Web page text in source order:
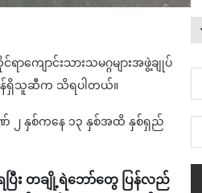
ကျောင်းသားသမဂ္ဂများအဖွဲ့ချုပ်
ဝန်ရှိသူဆီက သိရပါတယ်။
၂ နှစ်ကနေ ၁၃ နှစ်အထိ နှစ်ရှည်
ရပြီး တချို့ရဲဘော်တွေ ပြန်လည်